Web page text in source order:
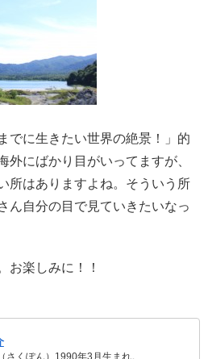
でに生きたい世界の絶景！」的
外にばかり目がいってますが、
所はありますよね。そういう所
ん自分の目で見ていきたいなっ
お楽しみに！！
さくぽん）1990年3月生まれ。